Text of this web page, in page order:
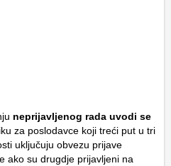
neprijavljenog rada uvodi se
za poslodavce koji treći put u tri
uključuju obvezu prijave
ako su drugdje prijavljeni na